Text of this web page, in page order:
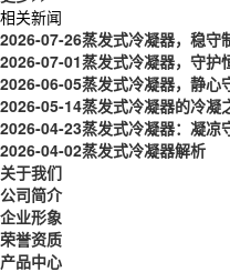
相关新闻
2026-07-26蒸发式冷凝器，稳守
2026-07-01蒸发式冷凝器，守护
2026-06-05蒸发式冷凝器，静心
2026-05-14蒸发式冷凝器的冷凝
2026-04-23蒸发式冷凝器：凝凉
2026-04-02蒸发式冷凝器解析
关于我们
公司简介
企业形象
荣誉资质
产品中心